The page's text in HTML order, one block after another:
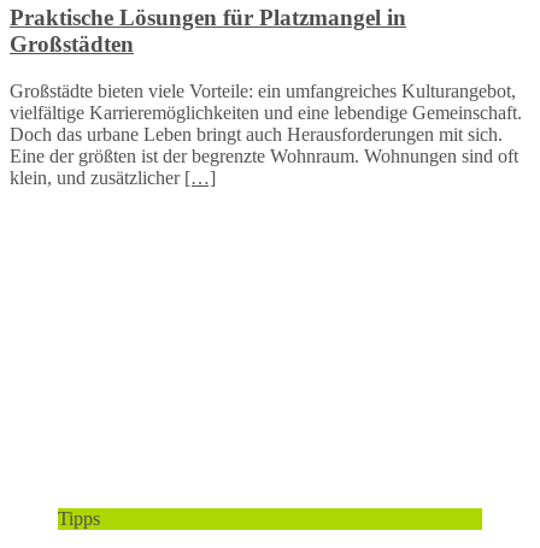
Praktische Lösungen für Platzmangel in
Großstädten
Großstädte bieten viele Vorteile: ein umfangreiches Kulturangebot,
vielfältige Karrieremöglichkeiten und eine lebendige Gemeinschaft.
Doch das urbane Leben bringt auch Herausforderungen mit sich.
Eine der größten ist der begrenzte Wohnraum. Wohnungen sind oft
klein, und zusätzlicher […]
Tipps